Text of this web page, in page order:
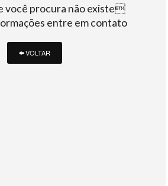
você procura não existe
entre em contato
VOLTAR